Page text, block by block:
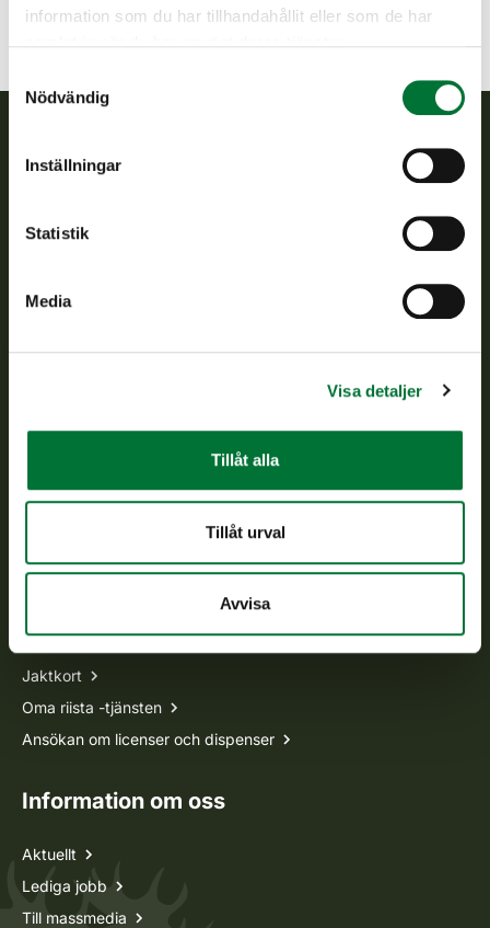
information som du har tillhandahållit eller som de har
Nödvändig
Inställningar
Statistik
Media
Visa detaljer
Tillåt alla
Tillåt urval
Avvisa
Finlands viltcentral
Finlands viltcentral främjar en hållbar vilthushållning, stöder
jaktvårdsföreningarnas verksamhet, ser till att viltpolitiken
asiakaspalvelu@riista.fi
Jaktkort
Oma riista -tjänsten
Ansökan om licenser och dispenser
Information om oss
Aktuellt
Lediga jobb
Till massmedia